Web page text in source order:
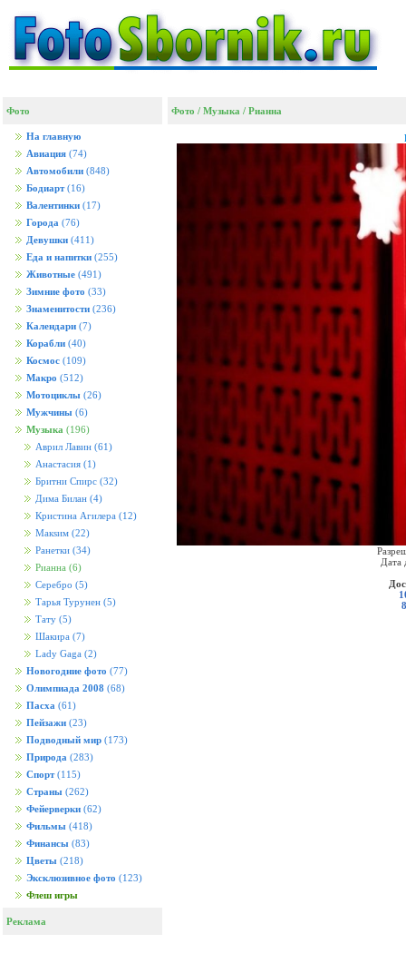
Фото
На главную
Авиация (74)
Автомобили (848)
Бодиарт (16)
Валентинки (17)
Города (76)
Девушки (411)
Еда и напитки (255)
Животные (491)
Зимние фото (33)
Знаменитости (236)
Календари (7)
Корабли (40)
Космос (109)
Макро (512)
Мотоциклы (26)
Мужчины (6)
Музыка (196)
Аврил Лавин (61)
Анастасия (1)
Бритни Спирс (32)
Дима Билан (4)
Кристина Агилера (12)
Макsим (22)
Ранетки (34)
Рианна (6)
Серебро (5)
Тарья Турунен (5)
Тату (5)
Шакира (7)
Lady Gaga (2)
Новогодние фото (77)
Олимпиада 2008 (68)
Пасха (61)
Пейзажи (23)
Подводный мир (173)
Природа (283)
Спорт (115)
Страны (262)
Фейерверки (62)
Фильмы (418)
Финансы (83)
Цветы (218)
Эксклюзивное фото (123)
Флеш игры
Реклама
Фото / Музыка / Рианна
Дата